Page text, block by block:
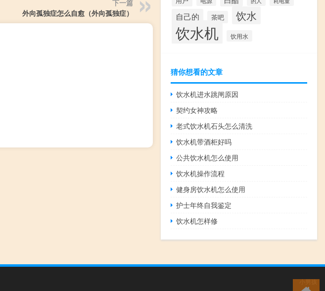
下一篇
外向孤独症怎么自愈（外向孤独症）
自己的 茶吧 饮水
饮水机 饮用水
猜你想看的文章
饮水机进水跳闸原因
契约女神攻略
老式饮水机石头怎么清洗
饮水机带酒柜好吗
公共饮水机怎么使用
饮水机操作流程
健身房饮水机怎么使用
护士年终自我鉴定
饮水机怎样修
小男孩